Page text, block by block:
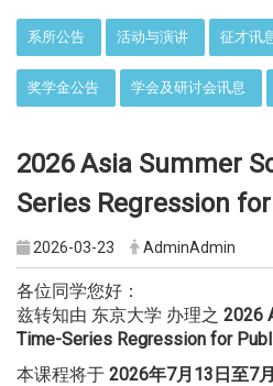
系所公告 活动与演讲 征才讯
奖学金公告 学会及研讨会讯息
2026 Asia Summer
Series Regression
2026-03-23 AdminAdmin
各位同学您好：
兹转知由 东京大学 办理之 2026
Time-Series Regression for
本课程将于 2026年7月13日至7